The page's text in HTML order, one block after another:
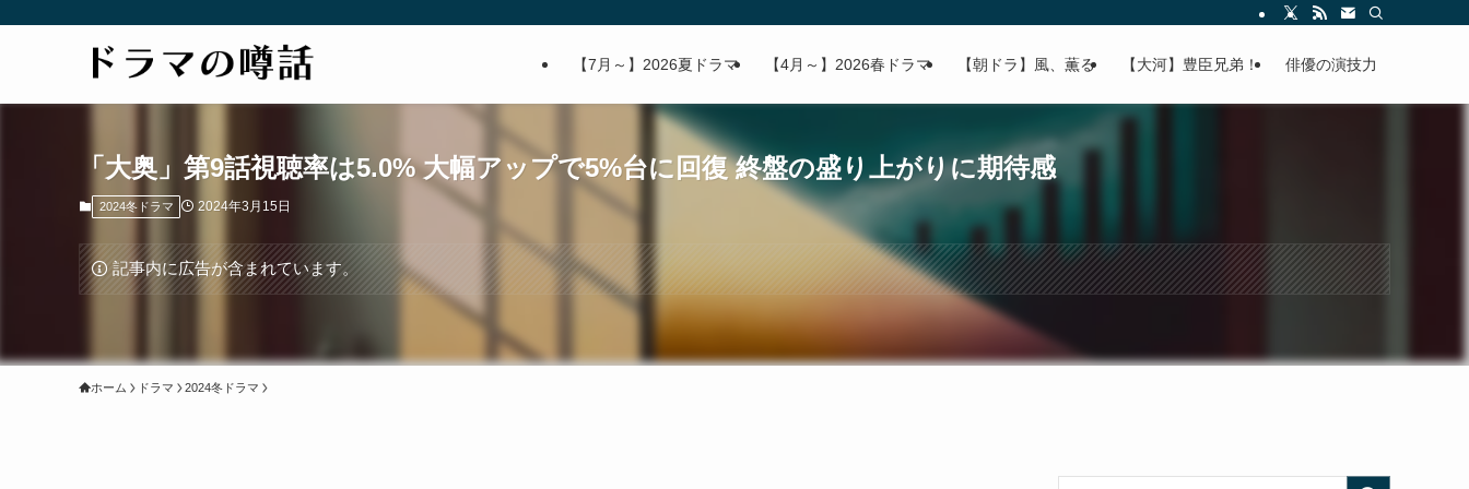
【7月～】2026夏ドラマ 【4月～】2026春ドラマ 【朝ドラ】風、薫る 【大河】豊臣兄弟！ 俳優の演技力
「大奥」第9話視聴率は5.0% 大幅アップで5%台に回復 終盤の盛り上がりに期待感
2024冬ドラマ 2024年3月15日
記事内に広告が含まれています。
ホーム ドラマ 2024冬ドラマ